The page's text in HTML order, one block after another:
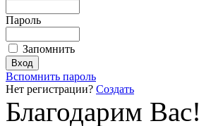
Пароль
Запомнить
Вспомнить пароль
Нет регистрации? Создать
Благодарим Вас!